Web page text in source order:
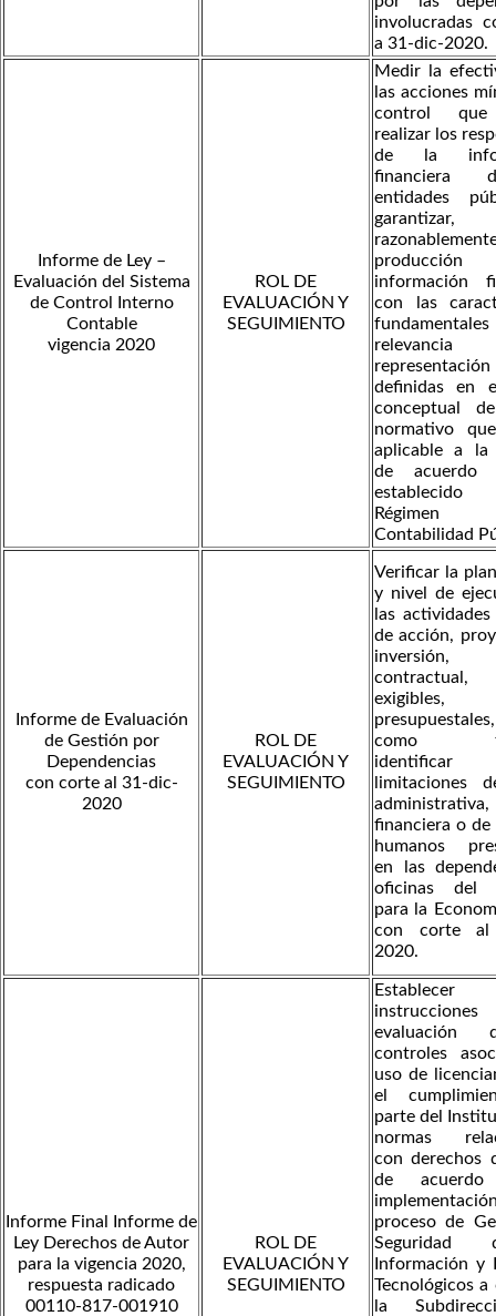
involucradas
a 31-dic-2020.
Informe de Ley –
Evaluación del Sistema
de Control Interno
Contable
vigencia 2020
ROL DE
EVALUACIÓN Y
SEGUIMIENTO
Medir la
las acciones
control que
realizar los
de la
financiera
entidades
garantizar,
información
con las
definidas en
conceptual
normativo
aplicable a la
de
Contabilidad
Informe de Evaluación
de Gestión por
Dependencias
con corte al 31-dic-
2020
ROL DE
EVALUACIÓN Y
SEGUIMIENTO
Verificar la
y nivel de
las
de acción,
inversión,
contractual,
exigibles,
como
limitaciones
administrativa,
financiera o de
humanos
en las
oficinas del
para la
con corte al
2020.
Informe Final Informe de
Ley Derechos de Autor
para la vigencia 2020,
respuesta radicado
00110-817-001910
ROL DE
EVALUACIÓN Y
SEGUIMIENTO
evaluación
controles
uso de
el
parte del
normas
con derechos
de
proceso de
Información y
Tecnológicos a
la